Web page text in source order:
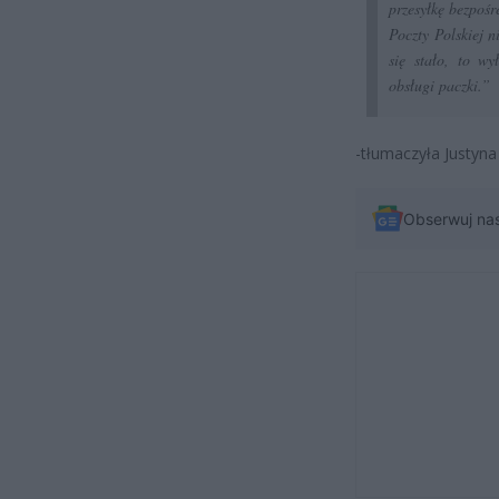
przesyłkę
Poczty Polskiej
się stało, to
obsługi paczki.”
-tłumaczyła
Obserwuj